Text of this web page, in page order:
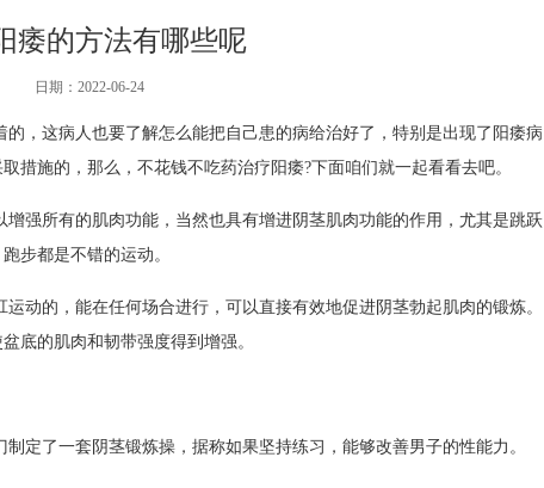
痿的方法有哪些呢
日期： 2022-06-24
，这病人也要了解怎么能把自己患的病给治好了，特别是出现了阳痿病
措施的，那么，不花钱不吃药治疗阳痿?下面咱们就一起看看去吧。
强所有的肌肉功能，当然也具有增进阴茎肌肉功能的作用，尤其是跳跃
步都是不错的运动。
动的，能在任何场合进行，可以直接有效地促进阴茎勃起肌肉的锻炼。
底的肌肉和韧带强度得到增强。
定了一套阴茎锻炼操，据称如果坚持练习，能够改善男子的性能力。